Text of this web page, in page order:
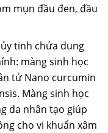
mụn đầu đen, đầu
tinh chứa dung
màng sinh học
tử Nano curcumin
Màng sinh học
da nhân tạo giúp
cho vi khuẩn xâm